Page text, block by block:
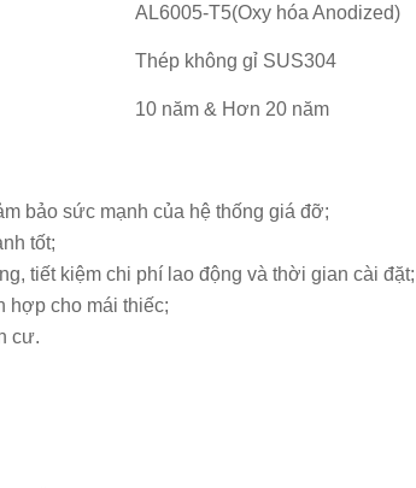
AL6005-T5(Oxy hóa Anodized)
Thép không gỉ SUS304
10 năm & Hơn 20 năm
bảo sức mạnh của hệ thống giá đỡ;
tốt;
tiết kiệm chi phí lao động và thời gian cài đặt;
hợp cho mái thiếc;
cư.